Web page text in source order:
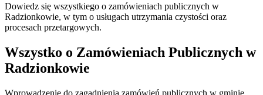
Dowiedz się wszystkiego o zamówieniach publicznych w
Radzionkowie, w tym o usługach utrzymania czystości oraz
procesach przetargowych.
Wszystko o Zamówieniach Publicznych w
Radzionkowie
Wprowadzenie do zagadnienia zamówień publicznych w gminie